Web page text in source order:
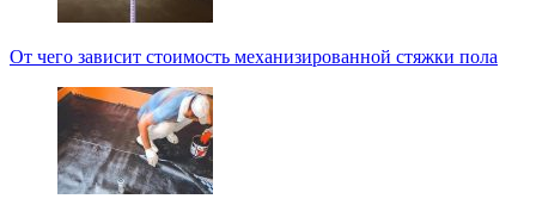
От чего зависит стоимость механизированной стяжки пола